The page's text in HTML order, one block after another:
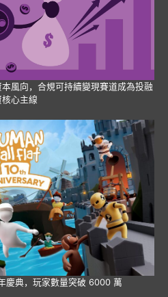
風向，合規可持續變現賽道成為投融
核心主線
慶典，玩家數量突破 6000 萬